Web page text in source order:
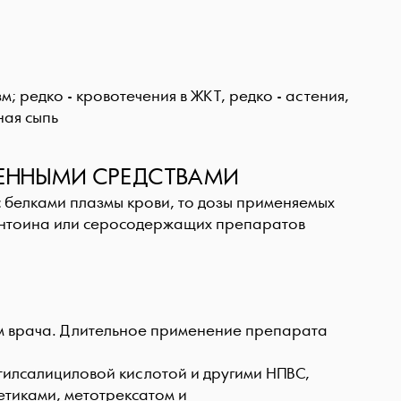
редко - кровотечения в ЖКТ, редко - астения,
сыпь
СРЕДСТВАМИ
белками плазмы крови, то дозы применяемых
или серосодержащих препаратов
врача. Длительное применение препарата
кислотой и другими НПВС,
метотрексатом и